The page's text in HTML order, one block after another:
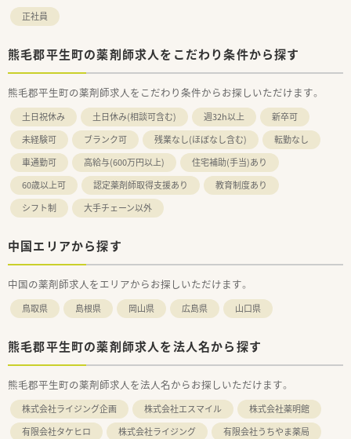
正社員
熊毛郡平生町の薬剤師求人をこだわり条件から探す
熊毛郡平生町の薬剤師求人をこだわり条件からお探しいただけます。
土日祝休み 土日休み(相談可含む) 週32h以上
新卒可
未経験可
ブランク可 残業なし(ほぼなし含む)
転勤なし
車通勤可
高給与(600万円以上)
住宅補助(手当)あり
60歳以上可
認定薬剤師取得支援あり
教育制度あり
シフト制
大手チェーン以外
中国エリアから探す
中国の薬剤師求人をエリアからお探しいただけます。
鳥取県 島根県 岡山県 広島県 山口県
熊毛郡平生町の薬剤師求人を法人名から探す
熊毛郡平生町の薬剤師求人を法人名からお探しいただけます。
株式会社ライジング企画 株式会社エスマイル
株式会社薬明館
有限会社タケヒロ
株式会社ライジング
有限会社うちやま薬局